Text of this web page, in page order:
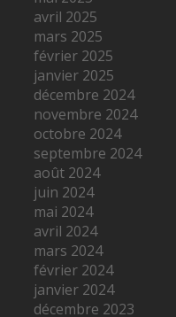
avril 2025
mars 2025
février 2025
janvier 2025
décembre 2024
novembre 2024
octobre 2024
septembre 2024
août 2024
juin 2024
mai 2024
avril 2024
mars 2024
février 2024
janvier 2024
décembre 2023